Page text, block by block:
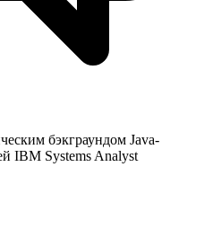
бэкграундом Java-
IBM Systems Analyst